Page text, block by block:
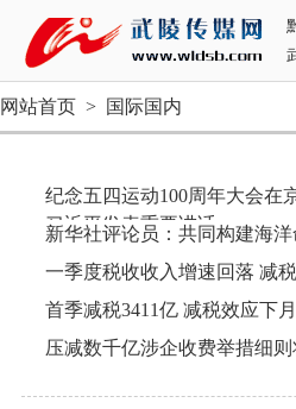
网站首页 > 国际国内
纪念五四运动100周年大会在
习近平发表重要讲话
新华社评论员：共同构建海
一季度税收收入增速回落 减
首季减税3411亿 减税效应下
压减数千亿涉企收费举措细则